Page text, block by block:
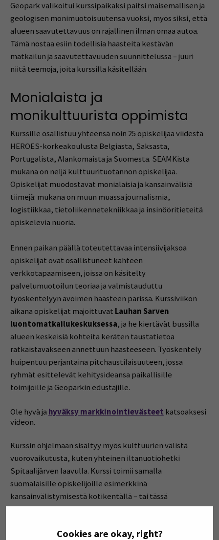
Cookies are okay, right?
Geoparkvalikoitui kurssipaikaksi paitsi maisemallisenja
geologisen monimuotoisuutensavuoksi, myössiksi,että
alueensaavutettavuuson rajallinen ilmanomaaautoa.
Tämä nostaaesiin todellisia haasteita kestävän
matkailunjasaavutettavuudensuunnittelussa –juuri
niitä teemoja,joita kurssilla käsitellään.
Monialaista ja
monikulttuurista oppimista
Kurssilleosallistuuyhteensä noin 25opiskelijaaviidestä
HEROES-korkeakoulusta Belgiasta, Saksasta,
Portugalista,Alankomaistaja Suomesta. SEAMKista
mukanaon neljä kulttuurituotannonopiskelijaa.
Opiskelijat muodostavat monialaisiaja kansainvälisiä
tiimejä: mukanaon muun muassajournalismia,
logistiikkaa, tietoliikennetekniikkaaja insinööritieteitä
opiskelevia nuoria.
Ennen paikan päällä toteutettavaa intensiivijaksoa
opiskelijatovatosallistuneet kahteen
verkkotapaamiseen,joissaon käsitelty
palvelumuotoilun teoriaajavalmistauduttu
työskentelyynavoimen haasteen parissa. Kurssiviikon
aikanaopiskelijat majoittuvat Lauhan Sarven
luontomatkailukeskuksessa,ja he kiertävät bussilla
alueen keskeisiä kohteita keräten taustatietoa
ratkaistavakseenannettuun haasteeseen. Työskentely
huipentuu perjantaina pitchaustilaisuuteen,jossa
ryhmätesittelevät kehitysideansa paikallisille
toimijoillejaGeoparkinedustajille.
Ole hyvä ja hyväksy markkinointievästeet katsoaksesi
videon.
Kurssinohjelmaansisältyymyös kulttuurienvälistä
vuorovaikutusta, kutenyhteinen iltanuotiohetki
Spitaalijärven laavulla. Kurssi toimiisamalla
suomalaisille opiskelijoilleesimerkkinä
kansainvälistymisestä kotikentällä –tai tässä
tapauksessametsässä.
ilahduttavaanähdä,miten monikulttuurinen